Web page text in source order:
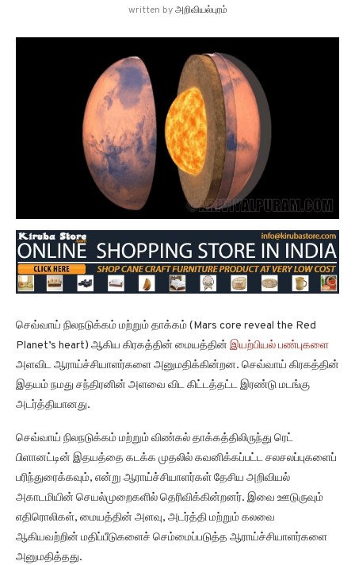
written byஅறிவியல்புரம்
செவ்வாய் நிலநடுக்கம் மற்றும் தாக்கம் (Mars core reveal the Red
Planet’s heart) ஆகிய கிரகத்தின் மையத்தின் இயற்பியல் பண்புகளை
அளவிட ஆராய்ச்சியாளர்களை அனுமதிக்கின்றன. செவ்வாய் கிரகத்தின்
இதயம் நமது சந்திரனின் அளவை விட கிட்டத்தட்ட இரண்டு மடங்கு
அடர்த்தியானது.
செவ்வாய் நிலநடுக்கம் மற்றும் விண்கல் தாக்கத்திலிருந்து ரெட்
பிளானட்டின் இதயத்தை கடக்க முதலில் கவனிக்கப்பட்ட சலசலப்புகளைப்
பரிந்துரைக்கவும், என்று ஆராய்ச்சியாளர்கள் தேசிய அறிவியல்
அகாடமியின் செயல்முறைகளில் தெரிவிக்கின்றனர். இவை ஊடுருவும்
எதிரொலிகள், மையத்தின் அளவு, அடர்த்தி மற்றும் கலவை
ஆகியவற்றின் மதிப்பீடுகளைச் செம்மைப்படுத்த ஆராய்ச்சியாளர்களை
அனுமதித்தது.